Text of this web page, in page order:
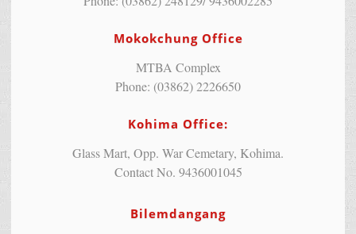
Mokokchung Office
MTBA Complex
Phone: (03862) 2226650
Kohima Office:
Glass Mart, Opp. War Cemetary, Kohima.
Contact No. 9436001045
Bilemdangang